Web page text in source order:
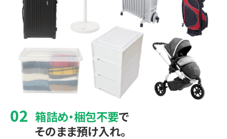
箱詰め・梱包不要で
そのまま預け入れ。